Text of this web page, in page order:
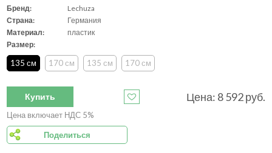
Бренд:
Lechuza
Страна:
Германия
Материал:
пластик
Размер:
135 см 170 см 135 см 170 см
Купить Цена: 8 592руб.
Цена включает НДС 5%
Поделиться